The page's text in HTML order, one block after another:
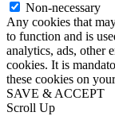
Non-necessary
Any cookies that
to function and is
analytics, ads, other
cookies. It is
these cookies on
SAVE & ACCEPT
Scroll Up